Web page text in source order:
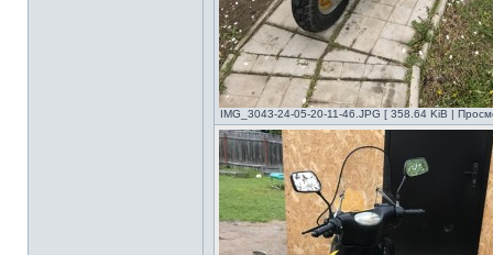
IMG_3043-24-05-20-11-46.JPG [ 358.64 KiB |